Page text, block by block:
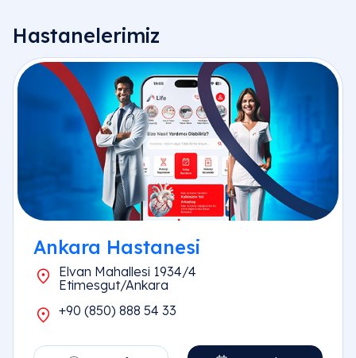
Hastanelerimiz
Ankara Hastanesi
Elvan Mahallesi 1934/4
Etimesgut/Ankara
+90 (850) 888 54 33